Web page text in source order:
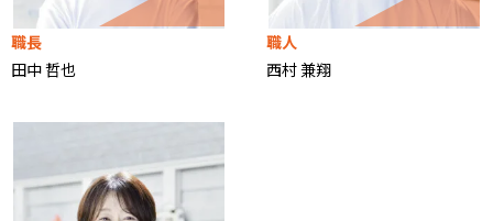
職⻑
田中 哲也
職人
西村 兼翔